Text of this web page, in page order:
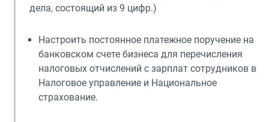
дела, состоящий из 9 цифр.)
Настроить постоянное платежное поручение на
банковском счете бизнеса для перечисления
налоговых отчислений с зарплат сотрудников в
Налоговое управление и Национальное
страхование.